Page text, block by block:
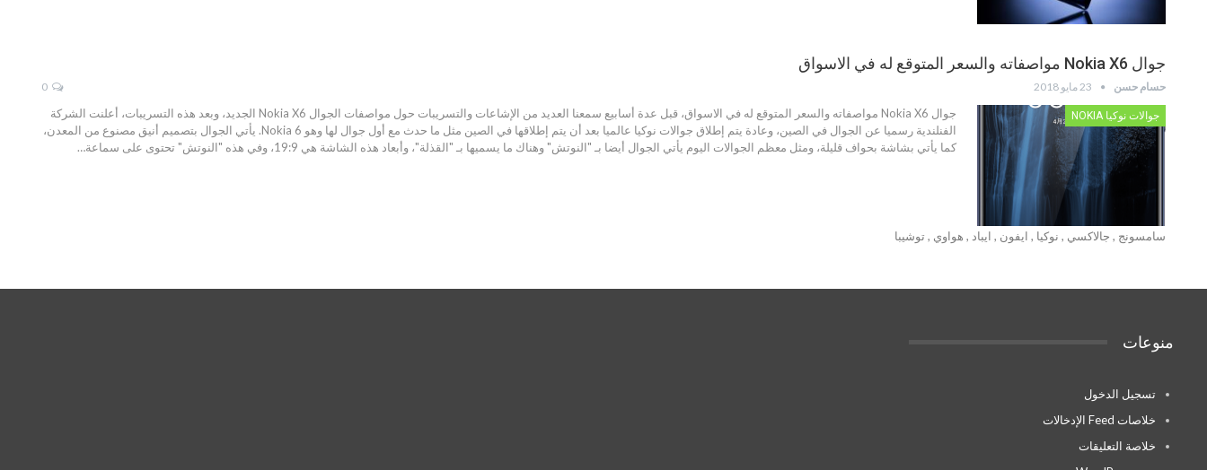
جوال Nokia X6 مواصفاته والسعر المتوقع له في الاسواق
حسام حسن 23 مايو 2018
جوالات نوكيا NOKIA
جوال Nokia X6 مواصفاته والسعر المتوقع له في الاسواق، قبل عدة أسابيع سمعنا العديد من الإشاعات والتسريبات حول مواصفات الجوال Nokia X6 الجديد، وبعد هذه التسريبات، أعلنت الشركة
الفنلندية رسميا عن الجوال في الصين، وعادة يتم إطلاق جوالات نوكيا عالميا بعد أن يتم إطلاقها في الصين مثل ما حدث مع أول جوال لها وهو Nokia 6. يأتي الجوال بتصميم أنيق مصنوع من المعدن،
كما يأتي بشاشة بحواف قليلة، ومثل معظم الجوالات اليوم يأتي الجوال أيضا بـ "النوتش" وهناك ما يسميها بـ "القذلة"، وأبعاد هذه الشاشة هي 19:9، وفي هذه "النوتش" تحتوى على سماعة…
سامسونج , جالاكسي , نوكيا , ايفون , ايباد , هواوي , توشيبا
منوعات
تسجيل الدخول
خلاصات Feed الإدخالات
خلاصة التعليقات